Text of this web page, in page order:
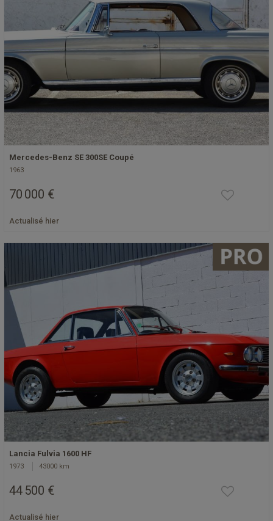
Mercedes-Benz SE 300SE Coupé
1963
70 000 €
Actualisé hier
Lancia Fulvia 1600 HF
1973 43000 km
44 500 €
Actualisé hier